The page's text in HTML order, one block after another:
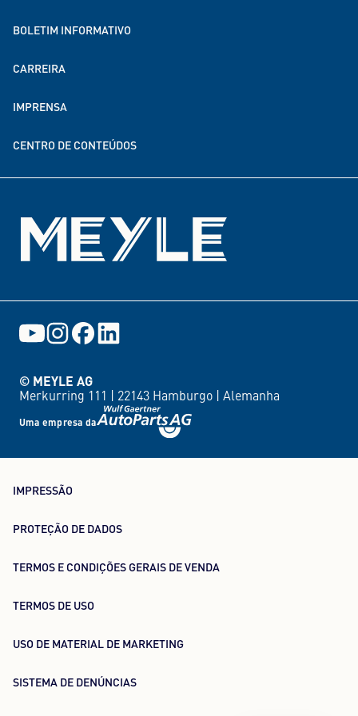
Eventos
© MEYLE AG
Merkurring 111 | 22143 Hamburgo | Alemanha
Uma empresa da
BOLETIM INFORMATIVO
CARREIRA
IMPRENSA
CENTRO DE CONTEÚDOS
IMPRESSÃO
PROTEÇÃO DE DADOS
TERMOS E CONDIÇÕES GERAIS DE VENDA
TERMOS DE USO
USO DE MATERIAL DE MARKETING
SISTEMA DE DENÚNCIAS